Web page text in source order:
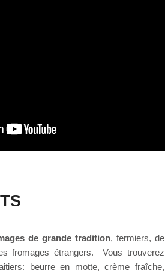
de grande tradition, fermiers, de
fromages étrangers. Vous trouverez
beurre en motte, crème fraîche,